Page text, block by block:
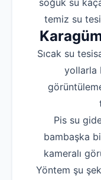
soğuk su
temiz su
Sıcak su
yollarla
Pis su
bambaşka
kameralı
Yöntem şu